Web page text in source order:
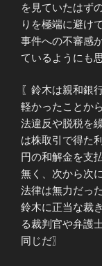
を見ていたはず
りを極端に避け
事件への不審感
ているようにも思
〖鈴木は親和銀
軽かったことか
法違反や脱税を
は株取引で得た
円の和解金を支
無く、次から次
法律は無力だっ
鈴木に正当な裁
る裁判官や弁護
同じだ〗